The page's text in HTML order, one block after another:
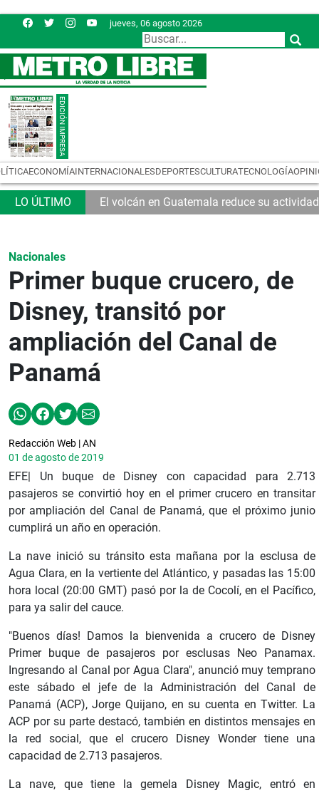
jueves, 06 agosto 2026
ECONOMÍAINTERNACIONALESDEPORTESCULTURATECNOLOGÍA
El volcán en Guatemala reduce su
Nacionales
Primer buque crucero, de
Disney, transitó por
ampliación del Canal de
Panamá
Redacción Web | AN
01 de agosto de 2019
EFE| Un buque de Disney con capacidad para 2.713
pasajeros se convirtió hoy en el primer crucero en transitar
por ampliación del Canal de Panamá, que el próximo junio
cumplirá un año en operación.
La nave inició su tránsito esta mañana por la esclusa de
Agua Clara, en la vertiente del Atlántico, y pasadas las 15:00
hora local (20:00 GMT) pasó por la de Cocolí, en el Pacífico,
para ya salir del cauce.
"Buenos días! Damos la bienvenida a crucero de Disney
Primer buque de pasajeros por esclusas Neo Panamax.
Ingresando al Canal por Agua Clara", anunció muy temprano
este sábado el jefe de la Administración del Canal de
Panamá (ACP), Jorge Quijano, en su cuenta en Twitter. La
ACP por su parte destacó, también en distintos mensajes en
la red social, que el crucero Disney Wonder tiene una
capacidad de 2.713 pasajeros.
La nave, que tiene la gemela Disney Magic, entró en